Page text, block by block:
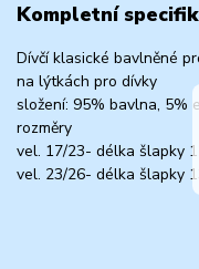
Kompletní
Dívčí klasické bavlněné
na lýtkách pro dívky
složení: 95% bavlna, 5%
rozměry
vel. 17/23- délka šlapky
vel. 23/26- délka šlapky